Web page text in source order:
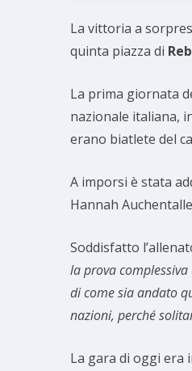
La vittoria a
quinta piazza di
La prima giornata
nazionale italiana,
erano biatlete del
A imporsi è stata
Hannah
Soddisfatto
la prova
di come sia andato
nazioni, perché
La gara di oggi era